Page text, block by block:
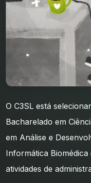
O C3SL está
Bacharelado em
em Análise e
Informática
atividades de